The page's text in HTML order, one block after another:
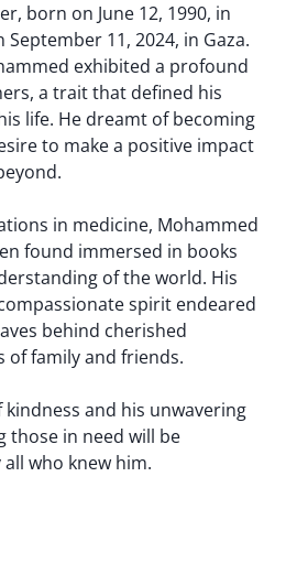
born on June 12, 1990, in
September 11, 2024, in Gaza.
exhibited a profound
a trait that defined his
life. He dreamt of becoming
to make a positive impact
in medicine, Mohammed
found immersed in books
of the world. His
spirit endeared
behind cherished
of family and friends.
and his unwavering
those in need will be
who knew him.